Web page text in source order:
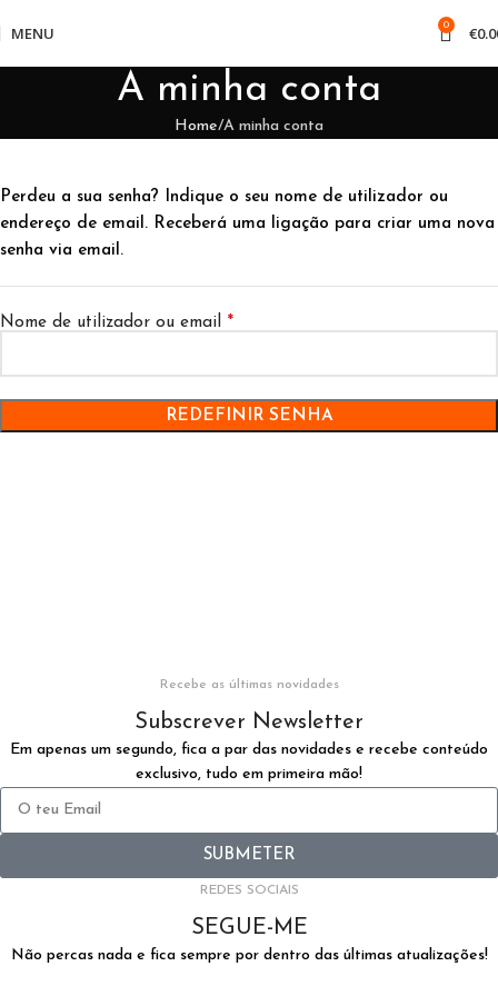
MENU 0 €
A minha conta
Home A minha conta
Perdeu a sua senha? Indique o seu nome de utilizador ou
endereço de email. Receberá uma ligação para criar uma nova
senha via email.
Nome de utilizador ou email *
REDEFINIR SENHA
Recebe as últimas novidades
Subscrever Newsletter
Em apenas um segundo, fica a par das novidades e recebe conteúdo
exclusivo, tudo em primeira mão!
SUBMETER
REDES SOCIAIS
SEGUE-ME
Não percas nada e fica sempre por dentro das últimas atualizações!